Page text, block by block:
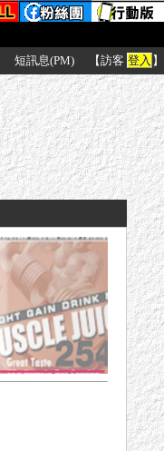
短訊息(PM) 【訪客 登入 】